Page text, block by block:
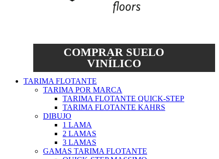
COMPRAR SUELO
VINÍLICO
TARIMA FLOTANTE
TARIMA POR MARCA
TARIMA FLOTANTE QUICK-STEP
TARIMA FLOTANTE KAHRS
DIBUJO
1 LAMA
2 LAMAS
3 LAMAS
GAMAS TARIMA FLOTANTE